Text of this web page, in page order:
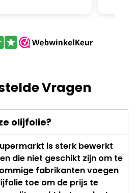
Vragen
olijfolie?
is sterk bewerkt
die niet geschikt zijn om te
fabrikanten voegen
toe om de prijs te